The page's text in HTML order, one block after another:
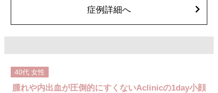
オプション：笑気麻酔 3,300円(税込)
症例詳細へ
40代 女性
腫れや内出血が圧倒的にすくないAclinicの1day小顔